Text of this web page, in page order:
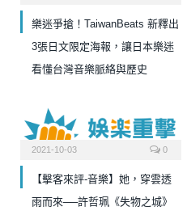
樂迷爭搶！TaiwanBeats 新釋出
3張日文限定海報，讓日本樂迷
看懂台灣音樂脈絡與歷史
2021-10-03 0
【擊客來評-音樂】她，穿雲透
雨而來──許哲珮《失物之城》